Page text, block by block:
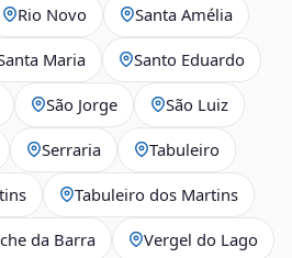
Rio Novo Santa Amélia
Maria Santo Eduardo
São Jorge São Luiz
Serraria Tabuleiro
Tabuleiro dos Martins
da Barra Vergel do Lago